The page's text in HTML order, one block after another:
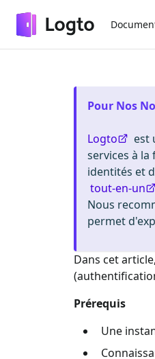
Pour Nos
Logto
est
services à la
identités et
tout-en-un
Nous
permet
Dans cet
Prérequis
Une